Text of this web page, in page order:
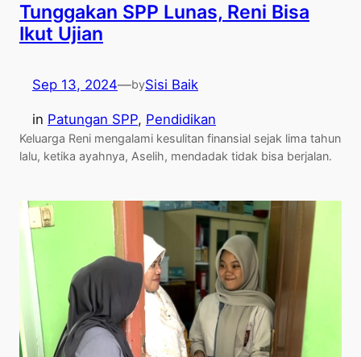
Tunggakan SPP Lunas, Reni Bisa
Ikut Ujian
Sep 13, 2024—bySisi Baik
in Patungan SPP, Pendidikan
Keluarga Reni mengalami kesulitan finansial sejak lima tahun
lalu, ketika ayahnya, Aselih, mendadak tidak bisa berjalan.